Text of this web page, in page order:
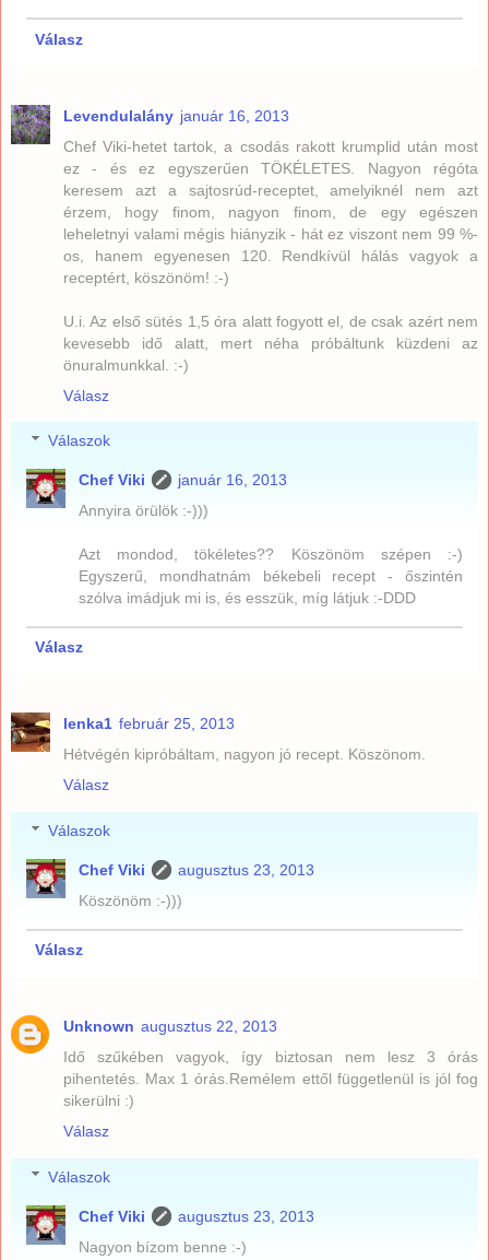
Válasz
Levendulalány január 16, 2013
Chef Viki-hetet tartok, a csodás rakott krumplid után most
ez - és ez egyszerűen TÖKÉLETES. Nagyon régóta
keresem azt a sajtosrúd-receptet, amelyiknél nem azt
érzem, hogy finom, nagyon finom, de egy egészen
leheletnyi valami mégis hiányzik - hát ez viszont nem 99 %-
os, hanem egyenesen 120. Rendkívül hálás vagyok a
receptért, köszönöm! :-)
U.i. Az első sütés 1,5 óra alatt fogyott el, de csak azért nem
kevesebb idő alatt, mert néha próbáltunk küzdeni az
önuralmunkkal. :-)
Válasz
Válaszok
Chef Viki
január 16, 2013
Annyira örülök :-)))
Azt mondod, tökéletes?? Köszönöm szépen :-)
Egyszerű, mondhatnám békebeli recept - őszintén
szólva imádjuk mi is, és esszük, míg látjuk :-DDD
Válasz
lenka1 február 25, 2013
Hétvégén kipróbáltam, nagyon jó recept. Köszönom.
Válasz
Válaszok
Chef Viki
augusztus 23, 2013
Köszönöm :-)))
Válasz
Unknown augusztus 22, 2013
Idő szűkében vagyok, így biztosan nem lesz 3 órás
pihentetés. Max 1 órás.Remélem ettől függetlenül is jól fog
sikerülni :)
Válasz
Válaszok
Chef Viki
augusztus 23, 2013
Nagyon bízom benne :-)